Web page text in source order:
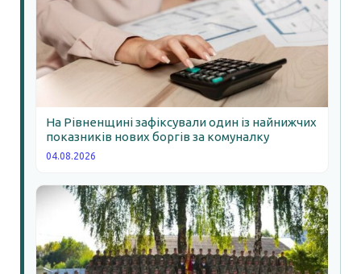
На Рівненщині зафіксували один із найнижчих
показників нових боргів за комуналку
04.08.2026